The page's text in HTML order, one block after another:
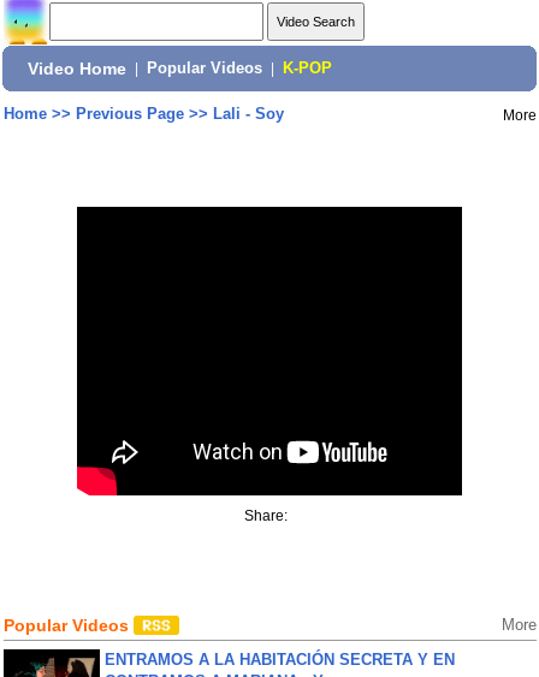
Video Home Popular Videos K-POP
Home>> Previous Page>> Lali - Soy More
Share:
Popular Videos More
ENTRAMOS A LA HABITACIÓN SECRETA Y EN